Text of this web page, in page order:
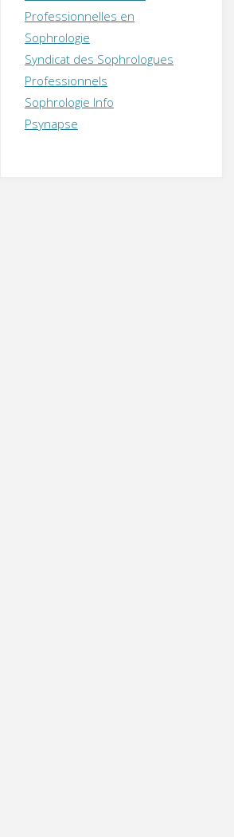
Professionnelles en
Sophrologie
Syndicat des Sophrologues
Professionnels
Sophrologie Info
Psynapse